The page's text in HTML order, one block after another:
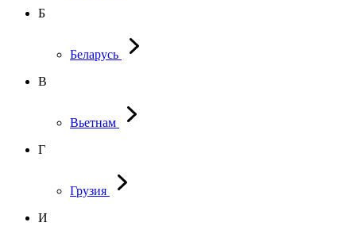
Б
Беларусь
В
Вьетнам
Г
Грузия
И